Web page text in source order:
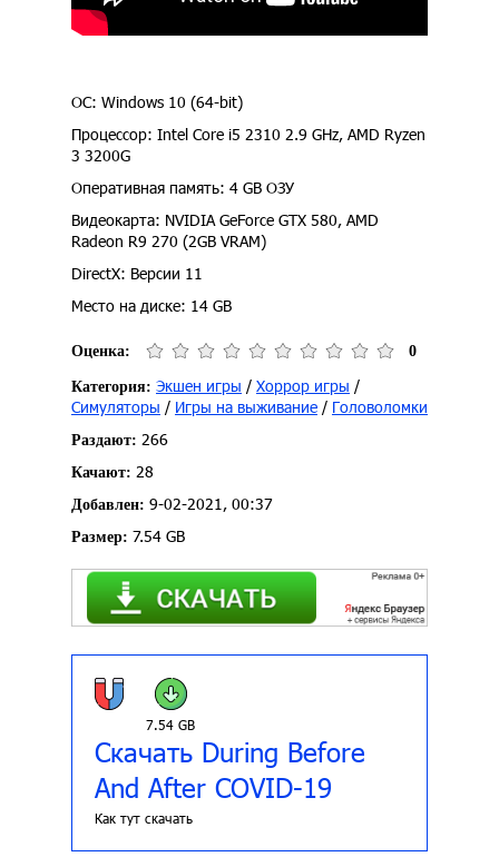
ОС: Windows 10 (64-bit)
Процессор: Intel Core i5 2310 2.9 GHz, AMD Ryzen
3 3200G
Оперативная память: 4 GB ОЗУ
Видеокарта: NVIDIA GeForce GTX 580, AMD
Radeon R9 270 (2GB VRAM)
DirectX: Версии 11
Место на диске: 14 GB
Оценка: 0
Категория: Экшен игры / Хоррор игры /
Симуляторы / Игры на выживание / Головоломки
Раздают: 266
Качают: 28
Добавлен: 9-02-2021, 00:37
Размер: 7.54 GB
7.54 GB
Скачать During Before
And After COVID-19
Как тут скачать